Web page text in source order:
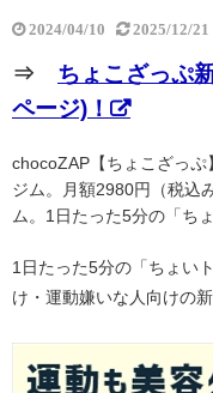
2024/04/10 2025/12/21
⇒ ちょこざっぷ
ページ)！
chocoZAP【ちょこざっ
ジム。月額2980円（税込
ム。1日たった5分の「ち
1日たった5分の「ちょい
け・運動嫌いな人向けの